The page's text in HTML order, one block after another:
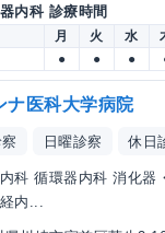
内科 診療時間
月 火 水
● ● ●
ナ医科大学病院
日曜診察 休日
科 循環器内科 消化器
内...